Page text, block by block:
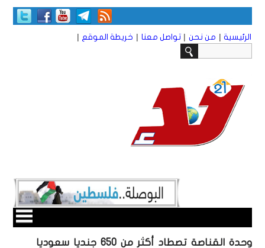
الرئيسية | من نحن | تواصل معنا | خريطة الموقع |
وحدة القناصة تصطاد أكثر من 650 جنديا سعوديا